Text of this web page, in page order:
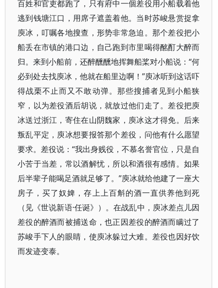
百姓和官吏都跑了，只有府中一個差役用小船载着他
逃到钱塘江口，用席子遮盖着他。当时苏峻悬赏捉拿
庾冰，叮嘱各地搜查，形势非常急迫。那个差役把小
船丢在市镇的港口边，自己跑到市里喝得酩酊大醉而
归。来到小船前，还醉醺醺地挥舞船桨对小船说：“何
必到处去找庾冰，他就在船里边啊！”庾冰听到这话吓
得战栗不止而又不敢动弹。那些搜捕者见到小船狭
窄，以为差役酒后胡说，就放过他们走了。差役把庾
冰送过浙江，寄住在山阴魏家，庾冰这才得免。后来
叛乱平定，庾冰想要报答那个差役，问他有什么愿望
要求。差役说：“我出身贱役，不慕名誉官位，只是自
小苦于当差，常以酒解忧，所以和酒很有感情。如果
后半辈子能喝足酒就足够了。”庾冰就给他建了一座大
房子，买了奴婢，存上上百斛的酒一直供养他到死
（见《世说新语·任诞》）。在战乱中，庾冰差点儿因
差役的醉酒而被捕送命，也正因差役的醉酒而瞒过了
苏峻手下人的眼睛，使庾冰躲过大难。差役也因好饮
而发迹变泰。